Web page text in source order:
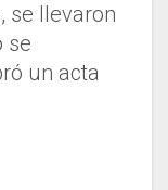
se llevaron
se
un acta